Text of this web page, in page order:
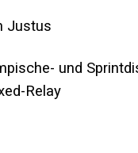
Justus
und
Relay